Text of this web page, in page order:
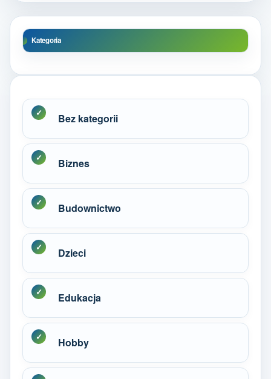
Kategoria
Bez kategorii
Biznes
Budownictwo
Dzieci
Edukacja
Hobby